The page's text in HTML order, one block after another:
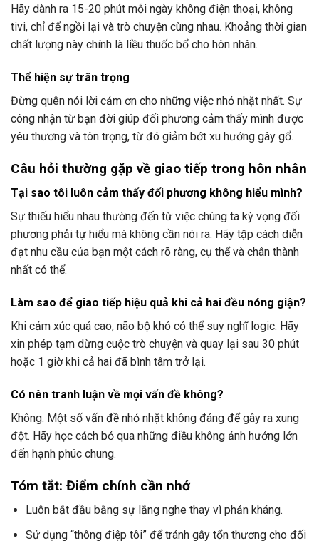
Hãy dành ra 15-20 phút mỗi ngày không điện thoại, không
tivi, chỉ để ngồi lại và trò chuyện cùng nhau. Khoảng thời gian
chất lượng này chính là liều thuốc bổ cho hôn nhân.
Thể hiện sự trân trọng
Đừng quên nói lời cảm ơn cho những việc nhỏ nhặt nhất. Sự
công nhận từ bạn đời giúp đối phương cảm thấy mình được
yêu thương và tôn trọng, từ đó giảm bớt xu hướng gây gổ.
Câu hỏi thường gặp về giao tiếp trong hôn nhân
Tại sao tôi luôn cảm thấy đối phương không hiểu mình?
Sự thiếu hiểu nhau thường đến từ việc chúng ta kỳ vọng đối
phương phải tự hiểu mà không cần nói ra. Hãy tập cách diễn
đạt nhu cầu của bạn một cách rõ ràng, cụ thể và chân thành
nhất có thể.
Làm sao để giao tiếp hiệu quả khi cả hai đều nóng giận?
Khi cảm xúc quá cao, não bộ khó có thể suy nghĩ logic. Hãy
xin phép tạm dừng cuộc trò chuyện và quay lại sau 30 phút
hoặc 1 giờ khi cả hai đã bình tâm trở lại.
Có nên tranh luận về mọi vấn đề không?
Không. Một số vấn đề nhỏ nhặt không đáng để gây ra xung
đột. Hãy học cách bỏ qua những điều không ảnh hưởng lớn
đến hạnh phúc chung.
Tóm tắt: Điểm chính cần nhớ
Luôn bắt đầu bằng sự lắng nghe thay vì phản kháng.
Sử dụng “thông điệp tôi” để tránh gây tổn thương cho đối